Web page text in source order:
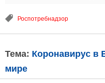
Роспотребнадзор
Тема: Коронавирус в
мире